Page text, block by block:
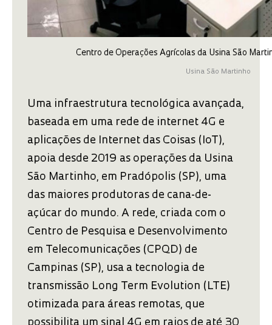
Centro de Operações Agrícolas da Usina São
Usina São Martinho
Uma infraestrutura tecnológica avançada,
baseada em uma rede de internet 4G e
aplicações de Internet das Coisas (IoT),
apoia desde 2019 as operações da Usina
São Martinho, em Pradópolis (SP), uma
das maiores produtoras de cana-de-
açúcar do mundo. A rede, criada com o
Centro de Pesquisa e Desenvolvimento
em Telecomunicações (CPQD) de
Campinas (SP), usa a tecnologia de
transmissão Long Term Evolution (LTE)
otimizada para áreas remotas, que